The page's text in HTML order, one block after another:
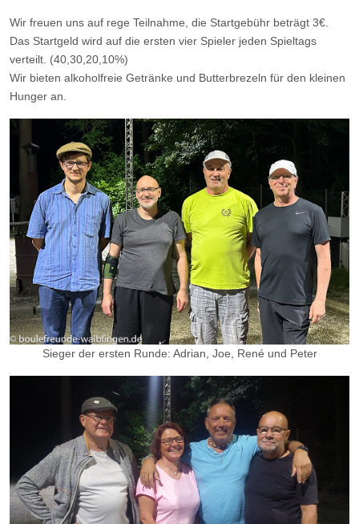
Wir freuen uns auf rege Teilnahme, die Startgebühr beträgt 3€.
Das Startgeld wird auf die ersten vier Spieler jeden Spieltags
verteilt. (40,30,20,10%)
Wir bieten alkoholfreie Getränke und Butterbrezeln für den kleinen
Hunger an.
Sieger der ersten Runde: Adrian, Joe, René und Peter